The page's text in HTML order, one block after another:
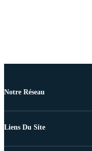
Notre Réseau
Liens Du Site